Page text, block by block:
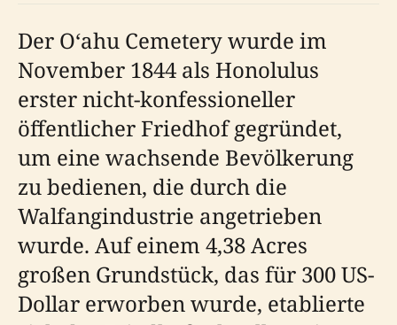
Der Oʻahu Cemetery wurde im
November 1844 als Honolulus
erster nicht-konfessioneller
öffentlicher Friedhof gegründet,
um eine wachsende Bevölkerung
zu bedienen, die durch die
Walfangindustrie angetrieben
wurde. Auf einem 4,38 Acres
großen Grundstück, das für 300 US-
Dollar erworben wurde, etablierte